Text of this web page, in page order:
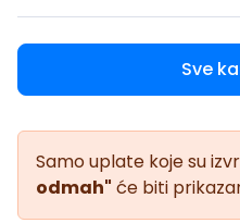
Sve
Samo uplate koje su
odmah" će biti